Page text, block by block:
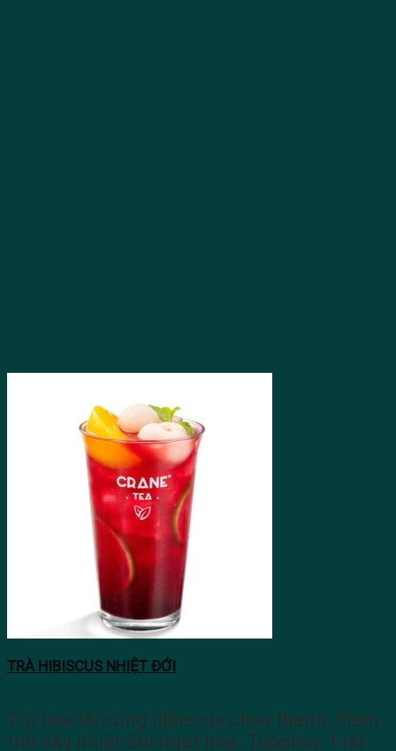
TRÀ HIBISCUS NHIỆT ĐỚI
Trà hoa lài cùng hibiscus chua thanh, thêm
trái cây nhiệt đới ngọt nhẹ. Topping: 1 lát